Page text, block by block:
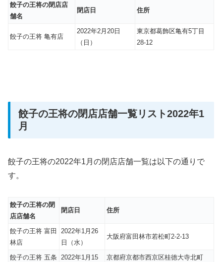
餃子の王将の閉店店
舗名
閉店日 住所
餃子の王将 亀有店
2022年2月20日
（日）
東京都葛飾区亀有5丁目
28-12
餃子の王将の閉店店舗一覧リスト2022年1
月
餃子の王将の2022年1月の閉店店舗一覧は以下の通りで
す。
餃子の王将の閉
店店舗名
閉店日 住所
餃子の王将 富田
林店
2022年1月26
日（水）
大阪府富田林市若松町2-2-13
餃子の王将 五条
2022年1月15
京都府京都市西京区桂徳大寺北町